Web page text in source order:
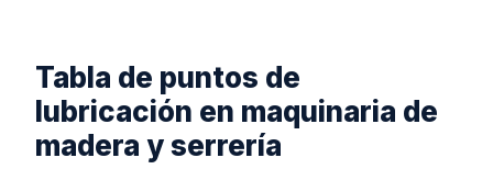
Tabla de puntos de
lubricación en maquinaria de
madera y serrería